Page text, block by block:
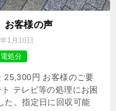
客様の声
1月10日
処分
25,300円 お客様のご要
テレビ等の処理にお困
た。指定日に回収可能